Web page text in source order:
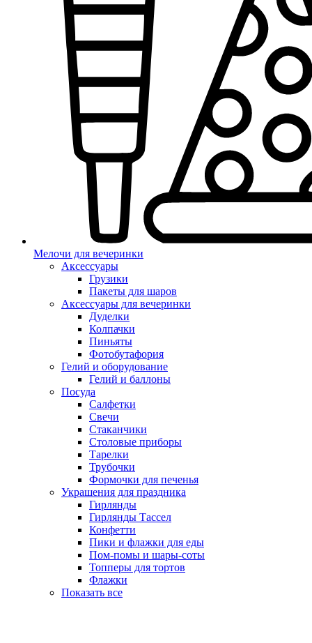
Мелочи для вечеринки
Аксессуары
Грузики
Пакеты для шаров
Аксессуары для вечеринки
Дуделки
Колпачки
Пиньяты
Фотобутафория
Гелий и оборудование
Гелий и баллоны
Посуда
Салфетки
Свечи
Стаканчики
Столовые приборы
Тарелки
Трубочки
Формочки для печенья
Украшения для праздника
Гирлянды
Гирлянды Тассел
Конфетти
Пики и флажки для еды
Пом-помы и шары-соты
Топперы для тортов
Флажки
Показать все